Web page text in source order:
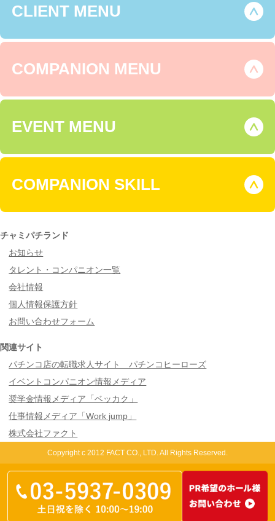
CLIENT MENU
COMPANION MENU
EVENT MENU
COMPANION SKILL
チャミパチランド
お知らせ
タレント・コンパニオン一覧
会社情報
個人情報保護方針
お問い合わせフォーム
関連サイト
パチンコ店の転職求人サイト パチンコヒーローズ
イベントコンパニオン情報メディア
奨学金情報メディア「ベッカク」
仕事情報メディア「Work jump」
株式会社ファクト
Copyright c 2012 FACT CO., LTD. All Rights Reserved.